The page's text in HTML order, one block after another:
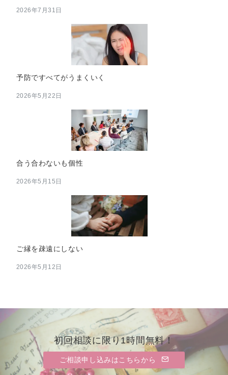
2026年7月31日
予防ですべてがうまくいく
2026年5月22日
合う合わないも個性
2026年5月15日
ご縁を疎遠にしない
2026年5月12日
初回相談に限り1時間無料！
ご相談申し込みはこちらから